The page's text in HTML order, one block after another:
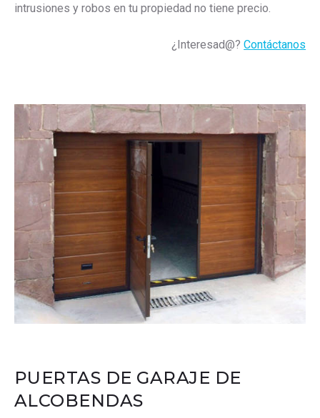
intrusiones y robos en tu propiedad no tiene precio.
¿Interesad@?Contáctanos
PUERTAS DE GARAJE DE
ALCOBENDAS